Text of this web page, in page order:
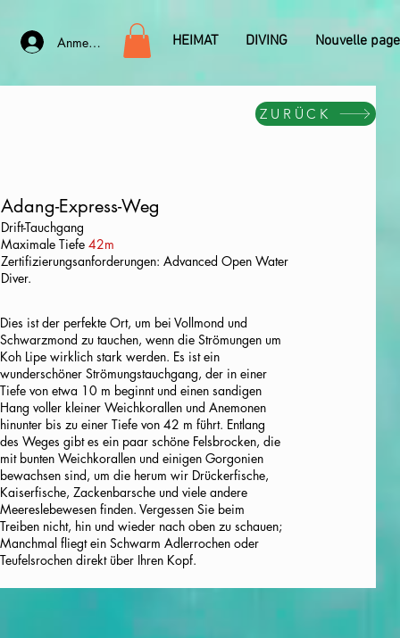
Anmelden HEIMAT DIVING Nouvelle page
ZURÜCK
Adang-Express-Weg
Drift-Tauchgang
Maximale Tiefe 42m
Zertifizierungsanforderungen: Advanced Open Water
Diver.
Dies ist der perfekte Ort, um bei Vollmond und
Schwarzmond zu tauchen, wenn die Strömungen um
Koh Lipe wirklich stark werden. Es ist ein
wunderschöner Strömungstauchgang, der in einer
Tiefe von etwa 10 m beginnt und einen sandigen
Hang voller kleiner Weichkorallen und Anemonen
hinunter bis zu einer Tiefe von 42 m führt. Entlang
des Weges gibt es ein paar schöne Felsbrocken, die
mit bunten Weichkorallen und einigen Gorgonien
bewachsen sind, um die herum wir Drückerfische,
Kaiserfische, Zackenbarsche und viele andere
Meereslebewesen finden. Vergessen Sie beim
Treiben nicht, hin und wieder nach oben zu schauen;
Manchmal fliegt ein Schwarm Adlerrochen oder
Teufelsrochen direkt über Ihren Kopf.